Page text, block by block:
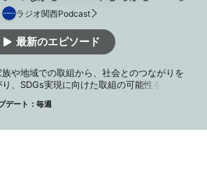
ラジオ関西Podcast
デート：毎週
や地域での取組から、社会とのつながりを
、SDGs実現に向けた取組の可能性を伝える
について考えお送りする番組です。
最新のエピソード